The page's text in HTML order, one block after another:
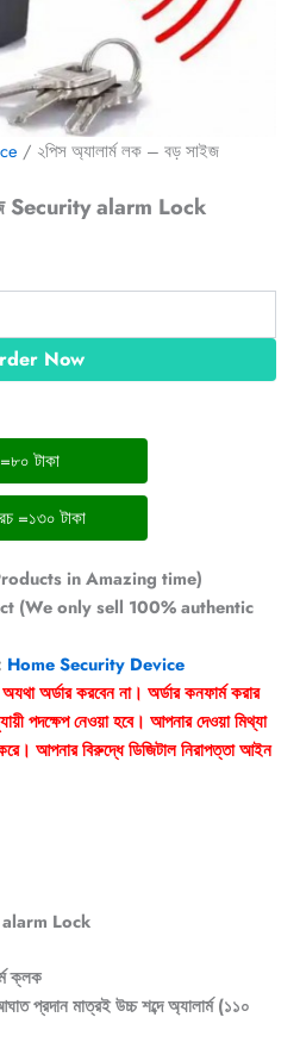
/ ২পিস অ্যালার্ম লক – বড় সাইজ
Security alarm Lock
Now
টাকা
ঢাকার বাইরের ডেলিভারি খরচ =১৩০ টাকা
in Amazing time)
(We only sell 100% authentic
Home Security Device
অর্ডার করবেন না। অর্ডার কনফার্ম করার
পদক্ষেপ নেওয়া হবে। আপনার দেওয়া মিথ্যা
আপনার বিরুদ্ধে ডিজিটাল নিরাপত্তা আইন
alarm Lock
ক্লক
প্রদান মাত্রই উচ্চ শব্দে অ্যালার্ম (১১০